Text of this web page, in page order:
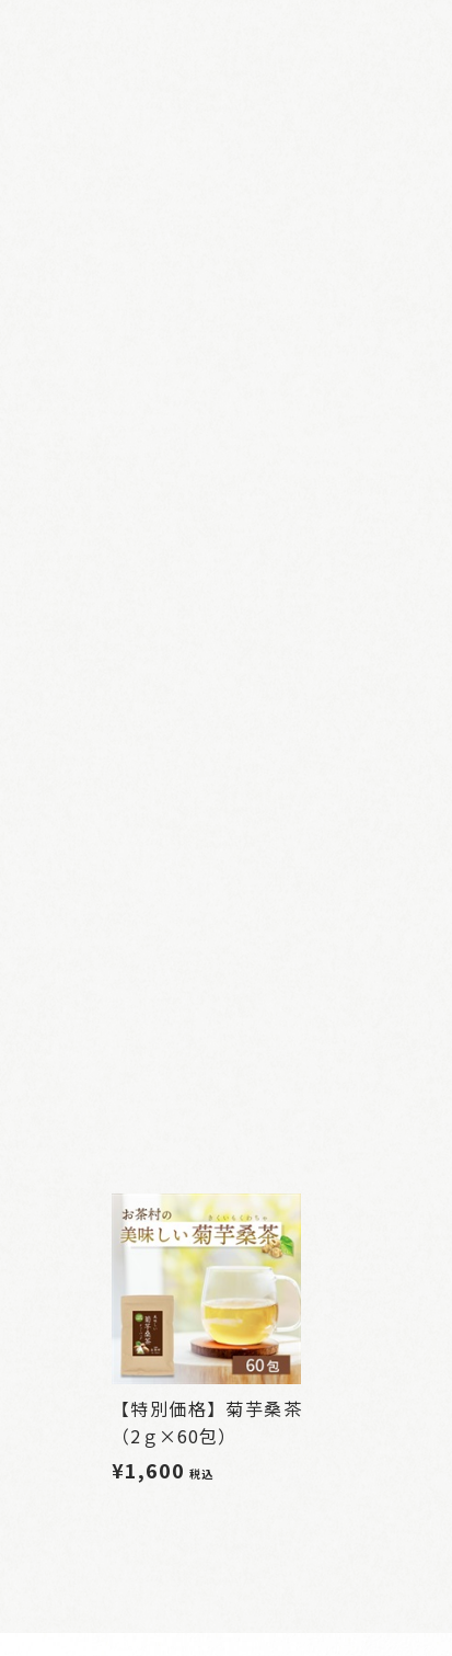
【特別価格】菊芋桑茶
（2ｇ×60包）
¥1,600税込